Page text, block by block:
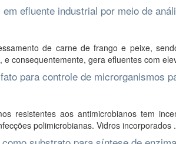
efluente industrial por meio de
de carne de frango e peixe,
consequentemente, gera efluentes com
para controle de microrganismos
resistentes aos antimicrobianos tem
polimicrobianas. Vidros incorporados